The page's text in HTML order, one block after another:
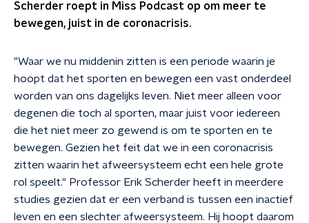
Scherder roept in Miss Podcast op om meer te
bewegen, juist in de coronacrisis.
"Waar we nu middenin zitten is een periode waarin je
hoopt dat het sporten en bewegen een vast onderdeel
worden van ons dagelijks leven. Niet meer alleen voor
degenen die toch al sporten, maar juist voor iedereen
die het niet meer zo gewend is om te sporten en te
bewegen. Gezien het feit dat we in een coronacrisis
zitten waarin het afweersysteem echt een hele grote
rol speelt." Professor Erik Scherder heeft in meerdere
studies gezien dat er een verband is tussen een inactief
leven en een slechter afweersysteem. Hij hoopt daarom